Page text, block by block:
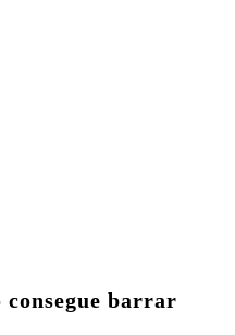
consegue barrar